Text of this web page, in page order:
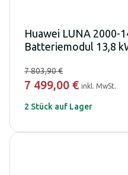
Huawei LUNA 2000-
Batteriemodul 13,8
7 803,90 €
7 499,00 € inkl. MwSt.
2 Stück auf Lager